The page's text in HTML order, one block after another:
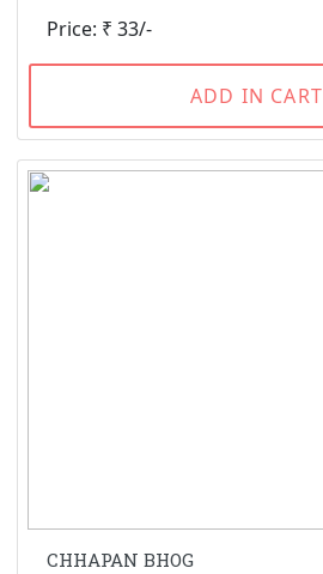
Price: ₹ 33/-
ADD IN CART
CHHAPAN BHOG